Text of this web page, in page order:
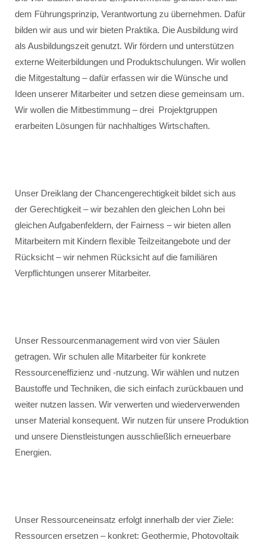
dem Führungsprinzip, Verantwortung zu übernehmen. Dafür
bilden wir aus und wir bieten Praktika. Die Ausbildung wird
als Ausbildungszeit genutzt. Wir fördern und unterstützen
externe Weiterbildungen und Produktschulungen. Wir wollen
die Mitgestaltung – dafür erfassen wir die Wünsche und
Ideen unserer Mitarbeiter und setzen diese gemeinsam um.
Wir wollen die Mitbestimmung – drei Projektgruppen
erarbeiten Lösungen für nachhaltiges Wirtschaften.
Unser Dreiklang der Chancengerechtigkeit bildet sich aus
der Gerechtigkeit – wir bezahlen den gleichen Lohn bei
gleichen Aufgabenfeldern, der Fairness – wir bieten allen
Mitarbeitern mit Kindern flexible Teilzeitangebote und der
Rücksicht – wir nehmen Rücksicht auf die familiären
Verpflichtungen unserer Mitarbeiter.
Unser Ressourcenmanagement wird von vier Säulen
getragen. Wir schulen alle Mitarbeiter für konkrete
Ressourceneffizienz und -nutzung. Wir wählen und nutzen
Baustoffe und Techniken, die sich einfach zurückbauen und
weiter nutzen lassen. Wir verwerten und wiederverwenden
unser Material konsequent. Wir nutzen für unsere Produktion
und unsere Dienstleistungen ausschließlich erneuerbare
Energien.
Unser Ressourceneinsatz erfolgt innerhalb der vier Ziele:
Ressourcen ersetzen – konkret: Geothermie, Photovoltaik